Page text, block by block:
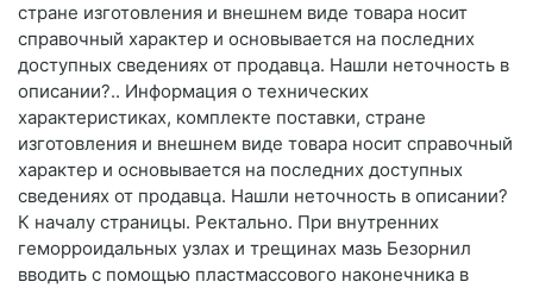
стране изготовления и внешнем виде товара носит
справочный характер и основывается на последних
доступных сведениях от продавца. Нашли неточность в
описании?.. Информация о технических
характеристиках, комплекте поставки, стране
изготовления и внешнем виде товара носит справочный
характер и основывается на последних доступных
сведениях от продавца. Нашли неточность в описании?
К началу страницы. Ректально. При внутренних
геморроидальных узлах и трещинах мазь Безорнил
вводить с помощью пластмассового наконечника в